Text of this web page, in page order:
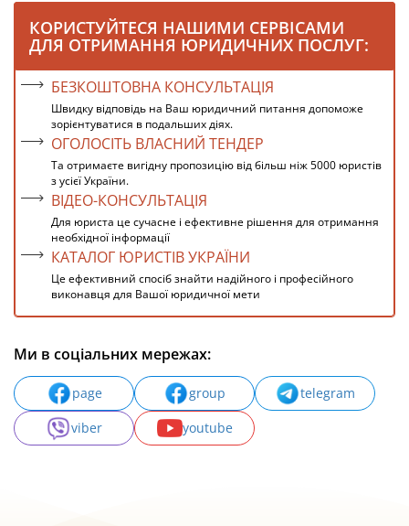
КОРИСТУЙТЕСЯ НАШИМИ СЕРВІСАМИ
ДЛЯ ОТРИМАННЯ ЮРИДИЧНИХ ПОСЛУГ:
БЕЗКОШТОВНА КОНСУЛЬТАЦІЯ
Швидку відповідь на Ваш юридичний питання допоможе
зорієнтуватися в подальших діях.
ОГОЛОСІТЬ ВЛАСНИЙ ТЕНДЕР
Та отримаєте вигідну пропозицію від більш ніж 5000 юристів
з усієї України.
ВІДЕО-КОНСУЛЬТАЦІЯ
Для юриста це сучасне і ефективне рішення для отримання
необхідної інформації
КАТАЛОГ ЮРИСТІВ УКРАЇНИ
Це ефективний спосіб знайти надійного і професійного
виконавця для Вашої юридичної мети
Ми в соціальних мережах:
page group
telegram
viber
youtube